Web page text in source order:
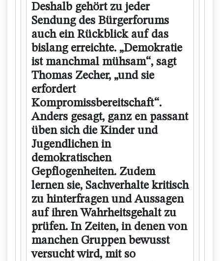
Deshalb gehört zu jeder
Sendung des Bürgerforums
auch ein Rückblick auf das
bislang erreichte. „Demokratie
ist manchmal mühsam“, sagt
Thomas Zecher, „und sie
erfordert
Kompromissbereitschaft“.
Anders gesagt, ganz en passant
üben sich die Kinder und
Jugendlichen in
demokratischen
Gepflogenheiten. Zudem
lernen sie, Sachverhalte kritisch
zu hinterfragen und Aussagen
auf ihren Wahrheitsgehalt zu
prüfen. In Zeiten, in denen von
manchen Gruppen bewusst
versucht wird, mit so